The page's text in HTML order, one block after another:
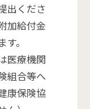
出くださ
加給付金
。
医療機関
組合等へ
康保険協